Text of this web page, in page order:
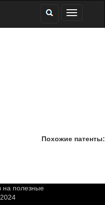
Похожие патенты:
на полезные